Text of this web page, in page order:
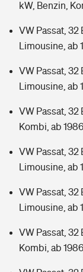
kW, Benzin,
VW Passat, 32
Limousine, ab
VW Passat, 32
Limousine, ab
VW Passat, 32
Kombi, ab 1986
VW Passat, 32
Limousine, ab
VW Passat, 32
Limousine, ab
VW Passat, 32
Kombi, ab 1986